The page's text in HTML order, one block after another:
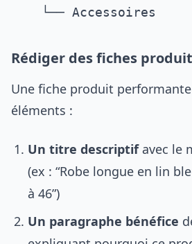
Rédiger des fiches
Une fiche produit
éléments :
Un titre descriptifavec le
(ex : “Robe longue en lin
à 46”)
Un paragraphe bénéfice